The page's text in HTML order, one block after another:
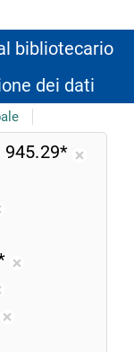
bibliotecario
dei dati
945.29*
dalla